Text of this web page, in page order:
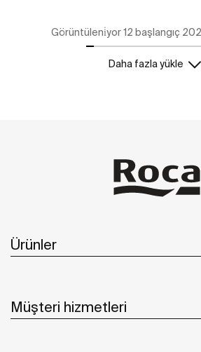
Görüntüleni̇yor 12 başlangıç 202
Daha fazla yükle
Ürünler
Müşteri hizmetleri